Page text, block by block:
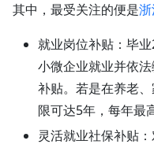
其中，最受关注的便是
就业岗位补贴 ：毕
小微企业就业并依
补贴。若是在养老
限可达5年，每年最
灵活就业社保补贴